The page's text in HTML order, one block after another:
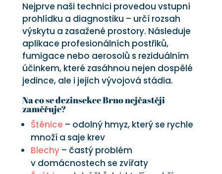
Nejprve naši technici provedou vstupní
prohlídku a diagnostiku – určí rozsah
výskytu a zasažené prostory. Následuje
aplikace profesionálních postřiků,
fumigace nebo aerosolů s reziduálním
účinkem, které zasáhnou nejen dospělé
jedince, ale i jejich vývojová stádia.
Na co se dezinsekce Brno nejčastěji
zaměřuje?
Štěnice – odolný hmyz, který se rychle
množí a saje krev
Blechy– častý problém
v domácnostech se zvířaty